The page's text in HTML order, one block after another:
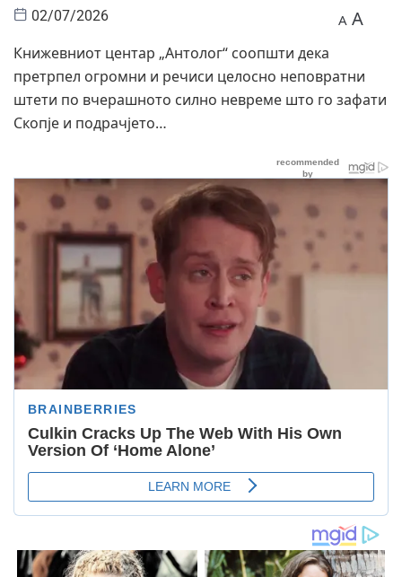
02/07/2026 A A
Книжевниот центар „Антолог“ соопшти дека
претрпел огромни и речиси целосно неповратни
штети по вчерашното силно невреме што го зафати
Скопје и подрачјето…